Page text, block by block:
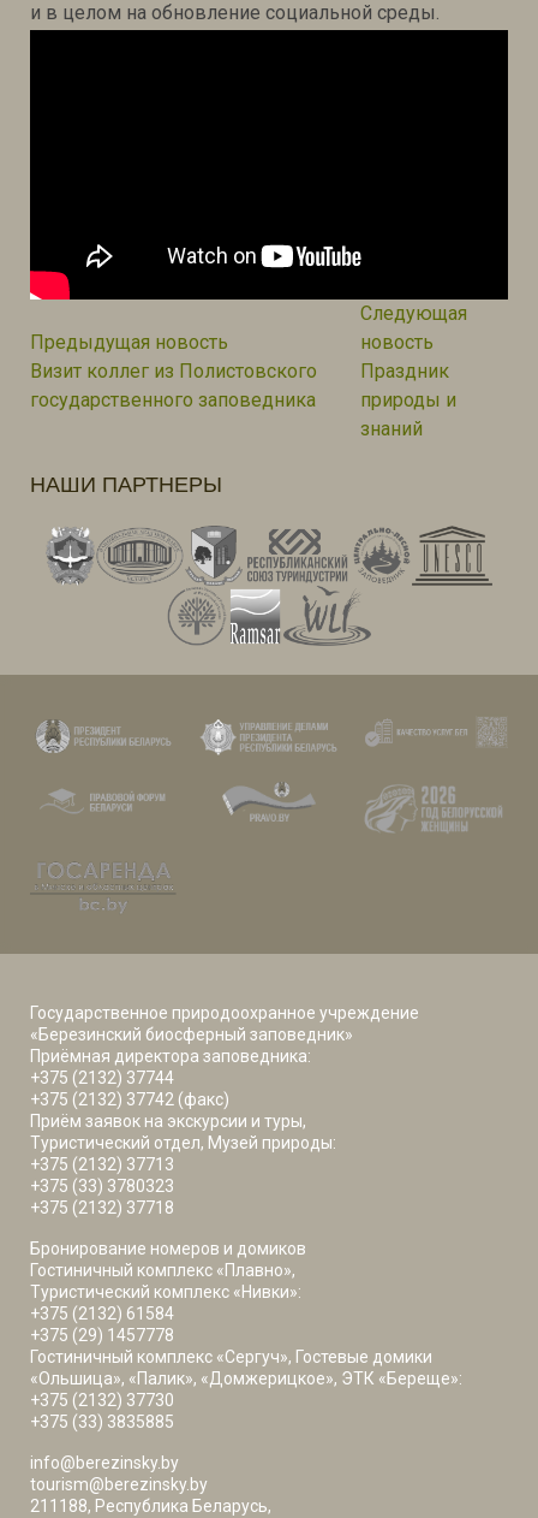
и в целом на обновление социальной среды.
по
записям
Предыдущая новость Предыдущая новость:
Визит коллег из Полистовского
государственного заповедника
Следующая
новость
Праздник
природы и
знаний
НАШИ ПАРТНЕРЫ
Государственное природоохранное учреждение
«Березинский биосферный заповедник»
Приёмная директора заповедника:
+375 (2132) 37744
+375 (2132) 37742 (факс)
Приём заявок на экскурсии и туры,
Туристический отдел, Музей природы:
+375 (2132) 37713
+375 (33) 3780323
+375 (2132) 37718
Бронирование номеров и домиков
Гостиничный комплекс «Плавно»,
Туристический комплекс «Нивки»:
+375 (2132) 61584
+375 (29) 1457778
Гостиничный комплекс «Сергуч», Гостевые домики
«Ольшица», «Палик», «Домжерицкое», ЭТК «Береще»:
+375 (2132) 37730
+375 (33) 3835885
info@berezinsky.by
tourism@berezinsky.by
211188, Республика Беларусь,